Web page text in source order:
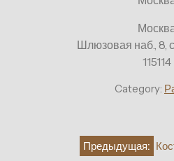
Шлюзовая наб., 8,
115114
Category:
НавигацияПредыдущая: